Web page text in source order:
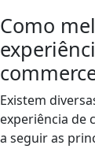
Como
Existem
experiência de
a seguir as